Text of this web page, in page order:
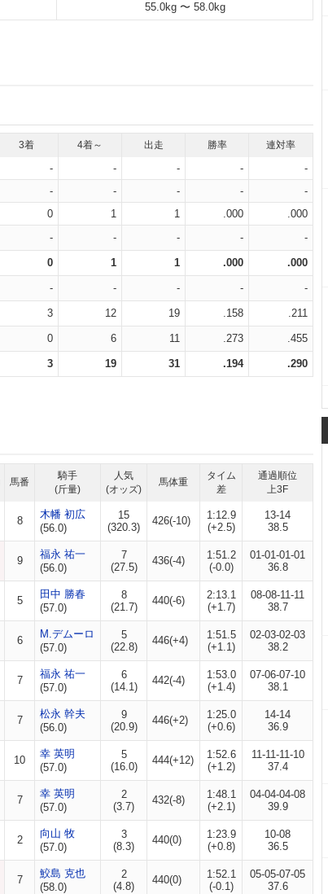
55.0kg 〜 58.0kg
3着 4着～ 出走 勝率 連対率
- - - -
-
- - - -
-
0 1 1 .000
.000
- - - - -
0 1 1 .000 .000
- - - - -
3 12 19 .158 .211
0 6 11 .273 .455
3 19 31 .194 .290
馬番
騎手
(斤量)
人気
(オッズ)
馬体重
タイム
差
通過順位
上3F
8
木幡 初広
(56.0)
15
(320.3)
426(-10)
1:12.9
(+2.5)
13-14
38.5
9
福永 祐一
(56.0)
7
(27.5)
436(-4)
1:51.2
(-0.0)
01-01-01-01
36.8
5
田中 勝春
(57.0)
8
(21.7)
440(-6)
2:13.1
(+1.7)
08-08-11-11
38.7
6
M.デムーロ
(57.0)
5
(22.8)
446(+4)
1:51.5
(+1.1)
02-03-02-03
38.2
7
福永 祐一
(57.0)
6
(14.1)
442(-4)
1:53.0
(+1.4)
07-06-07-10
38.1
7
松永 幹夫
(56.0)
9
(20.9)
446(+2)
1:25.0
(+0.6)
14-14
36.9
10
幸 英明
(57.0)
5
(16.0)
444(+12)
1:52.6
(+1.2)
11-11-11-10
37.4
7
幸 英明
(57.0)
2
(3.7)
432(-8)
1:48.1
(+2.1)
04-04-04-08
39.9
2
向山 牧
(57.0)
3
(8.3)
440(0)
1:23.9
(+0.8)
10-08
36.5
7
鮫島 克也
(58.0)
2
(4.8)
440(0)
1:52.1
(-0.1)
05-05-07-05
37.6